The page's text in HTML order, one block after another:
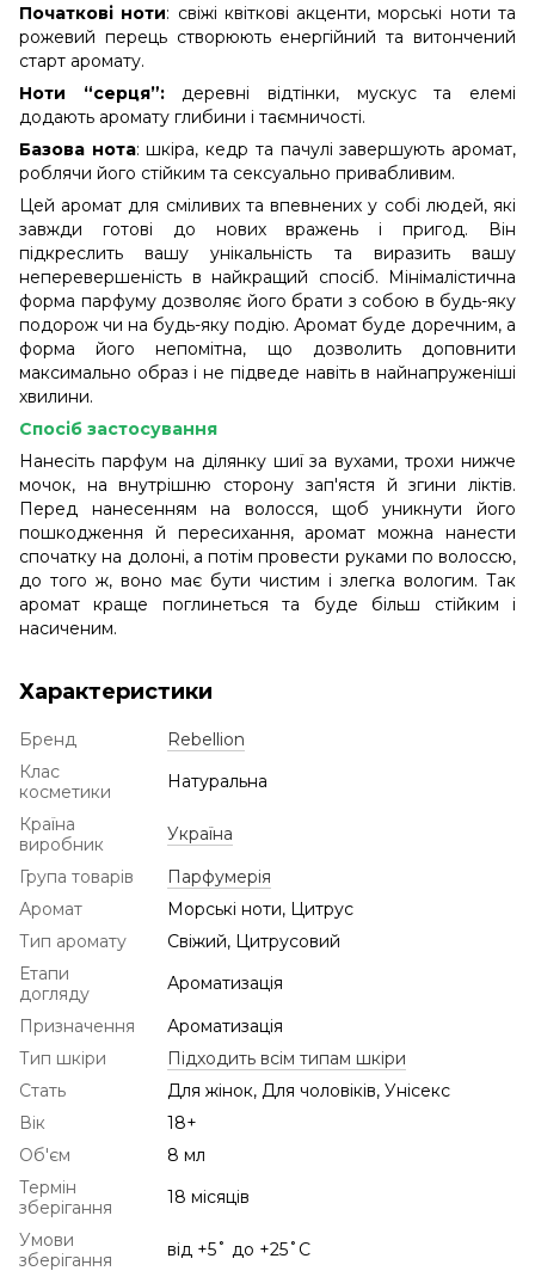
Початкові ноти: свіжі квіткові акценти, морські ноти та
рожевий перець створюють енергійний та витончений
старт аромату.
Ноти “серця”: деревні відтінки, мускус та елемі
додають аромату глибини і таємничості.
Базова нота: шкіра, кедр та пачулі завершують аромат,
роблячи його стійким та сексуально привабливим.
Цей аромат для сміливих та впевнених у собі людей, які
завжди готові до нових вражень і пригод. Він
підкреслить вашу унікальність та виразить вашу
неперевершеність в найкращий спосіб. Мінімалістична
форма парфуму дозволяє його брати з собою в будь-яку
подорож чи на будь-яку подію. Аромат буде доречним, а
форма його непомітна, що дозволить доповнити
максимально образ і не підведе навіть в найнапруженіші
хвилини.
Спосіб застосування
Нанесіть парфум на ділянку шиї за вухами, трохи нижче
мочок, на внутрішню сторону зап'ястя й згини ліктів.
Перед нанесенням на волосся, щоб уникнути його
пошкодження й пересихання, аромат можна нанести
спочатку на долоні, а потім провести руками по волоссю,
до того ж, воно має бути чистим і злегка вологим. Так
аромат краще поглинеться та буде більш стійким і
насиченим.
Характеристики
Бренд
Rebellion
Клас
косметики
Натуральна
Країна
виробник
Україна
Група товарів
Парфумерія
Аромат
Морські ноти, Цитрус
Тип аромату
Свіжий, Цитрусовий
Етапи
догляду
Ароматизація
Призначення
Ароматизація
Тип шкіри
Підходить всім типам шкіри
Стать
Для жінок, Для чоловіків, Унісекс
Вік
18+
Об'єм
8 мл
Термін
зберігання
18 місяців
Умови
зберігання
від +5˚ до +25˚С